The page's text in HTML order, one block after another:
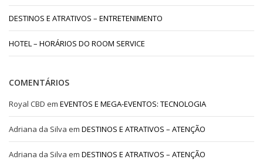
DESTINOS E ATRATIVOS – ENTRETENIMENTO
HOTEL – HORÁRIOS DO ROOM SERVICE
COMENTÁRIOS
Royal CBD em EVENTOS E MEGA-EVENTOS: TECNOLOGIA
Adriana da Silva em DESTINOS E ATRATIVOS – ATENÇÃO
Adriana da Silva em DESTINOS E ATRATIVOS – ATENÇÃO